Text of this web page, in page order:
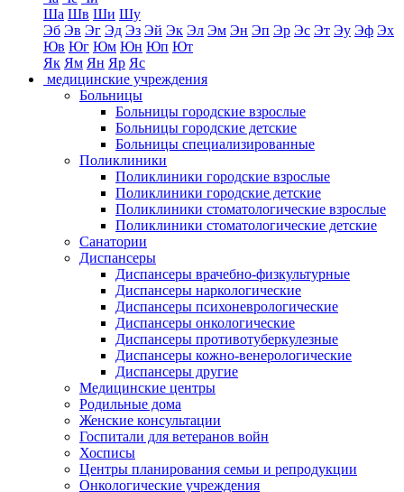
Ша Шв Ши Шу
Эб Эв Эг Эд Эз Эй Эк Эл Эм Эн Эп Эр Эс Эт Эу Эф Эх
Юв Юг Юм Юн Юп Ют
Як Ям Ян Яр Яс
медицинские учреждения
Больницы
Больницы городские взрослые
Больницы городские детские
Больницы специализированные
Поликлиники
Поликлиники городские взрослые
Поликлиники городские детские
Поликлиники стоматологические взрослые
Поликлиники стоматологические детские
Санатории
Диспансеры
Диспансеры врачебно-физкультурные
Диспансеры наркологические
Диспансеры психоневрологические
Диспансеры онкологические
Диспансеры противотуберкулезные
Диспансеры кожно-венерологические
Диспансеры другие
Медицинские центры
Родильные дома
Женские консультации
Госпитали для ветеранов войн
Хосписы
Центры планирования семьи и репродукции
Онкологические учреждения